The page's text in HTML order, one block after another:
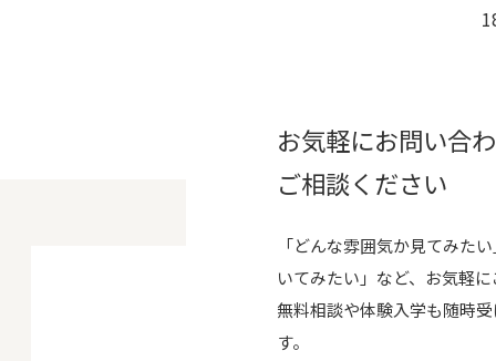
お気軽にお問い合
ご相談ください
「どんな雰囲気か見てみた
いてみたい」など、お気軽に
無料相談や体験入学も随時
す。